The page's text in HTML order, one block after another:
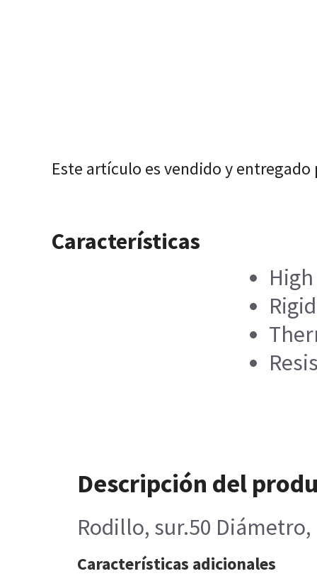
Este artículo es vendido y entregado
Características
Descripción del
Rodillo, sur.50
Características adicionales